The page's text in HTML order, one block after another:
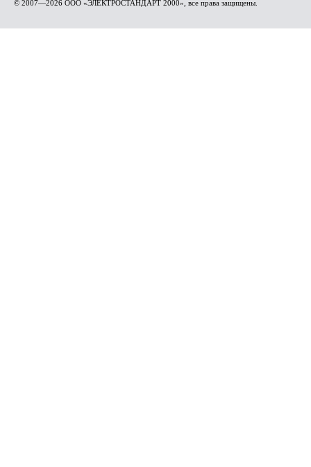
© 2007—2026 ООО «ЭЛЕКТРОСТАНДАРТ 2000», все права защищены.